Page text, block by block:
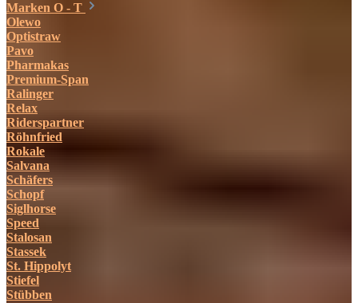
Marken O - T
Olewo
Optistraw
Pavo
Pharmakas
Premium-Span
Ralinger
Relax
Riderspartner
Röhnfried
Rokale
Salvana
Schäfers
Schopf
Siglhorse
Speed
Stalosan
Stassek
St. Hippolyt
Stiefel
Stübben